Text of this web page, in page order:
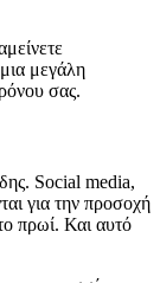
μεγάλη
σας.
Social media,
για την προσοχή
πρωί. Και αυτό